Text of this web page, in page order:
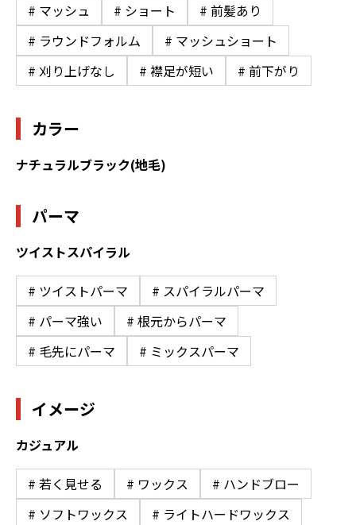
# マッシュ # ショート
# 前髪あり
# ラウンドフォルム
# マッシュショート
# 刈り上げなし
# 襟足が短い # 前下がり
カラー
ナチュラルブラック(地毛)
パーマ
ツイストスパイラル
# ツイストパーマ
# スパイラルパーマ
# パーマ強い
# 根元からパーマ
# 毛先にパーマ
# ミックスパーマ
イメージ
カジュアル
# 若く見せる # ワックス
# ハンドブロー
# ソフトワックス
# ライトハードワックス